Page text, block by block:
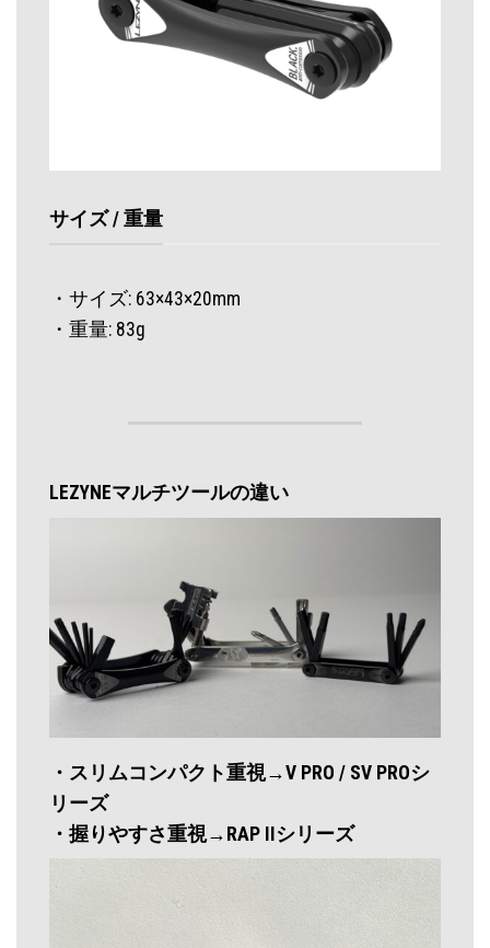
サイズ / 重量
・サイズ: 63×43×20mm
・重量: 83g
LEZYNEマルチツールの違い
・スリムコンパクト重視→V PRO / SV PROシ
リーズ
・握りやすさ重視→RAP IIシリーズ